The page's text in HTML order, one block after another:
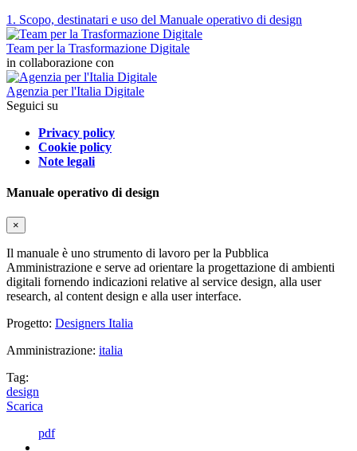
1. Scopo, destinatari e uso del Manuale operativo di design
Team per la Trasformazione Digitale
in collaborazione con
Agenzia per l'Italia Digitale
Seguici su
Privacy policy
Cookie policy
Note legali
Manuale operativo di design
×
Il manuale è uno strumento di lavoro per la Pubblica
Amministrazione e serve ad orientare la progettazione di ambienti
digitali fornendo indicazioni relative al service design, alla user
research, al content design e alla user interface.
Progetto: Designers Italia
Amministrazione: italia
Tag:
design
Scarica
pdf